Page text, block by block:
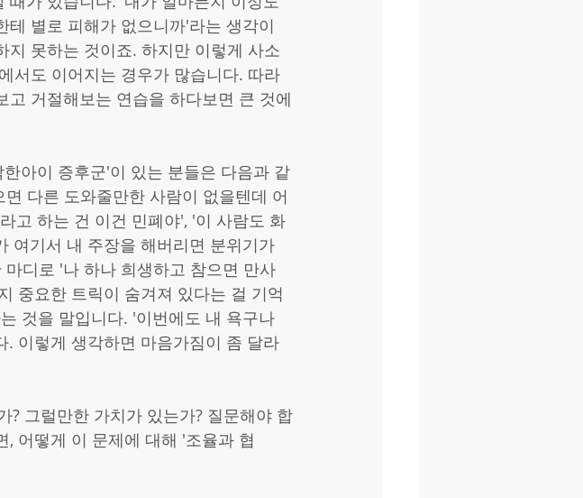
별로 피해가 없으니까'라는 생각이
못하는 것이죠. 하지만 이렇게 사소
서도 이어지는 경우가 많습니다. 따라
거절해보는 연습을 하다보면 큰 것에
아이 증후군'이 있는 분들은 다음과 같
다른 도와줄만한 사람이 없을텐데 어
고 하는 건 이건 민폐야', '이 사람도 화
여기서 내 주장을 해버리면 분위기가
디로 '나 하나 희생하고 참으면 만사
중요한 트릭이 숨겨져 있다는 걸 기억
것을 말입니다. '이번에도 내 욕구나
이렇게 생각하면 마음가짐이 좀 달라
? 그럴만한 가치가 있는가? 질문해야 합
어떻게 이 문제에 대해 '조율과 협